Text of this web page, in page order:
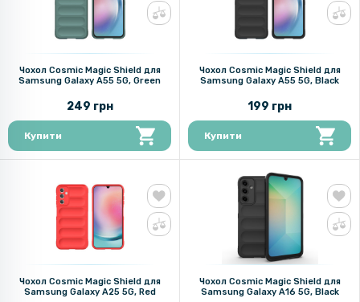
Чохол Cosmic Magic Shield для
Samsung Galaxy A55 5G, Green
249 грн
Купити
Чохол Cosmic Magic Shield для
Samsung Galaxy A55 5G, Black
199 грн
Купити
Чохол Cosmic Magic Shield для
Samsung Galaxy A25 5G, Red
Чохол Cosmic Magic Shield для
Samsung Galaxy A16 5G, Black